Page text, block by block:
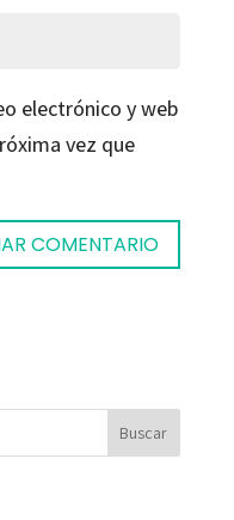
electrónico y web
vez que
Buscar